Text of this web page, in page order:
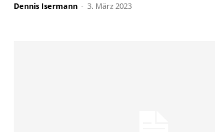
Dennis Isermann - 3. März 2023